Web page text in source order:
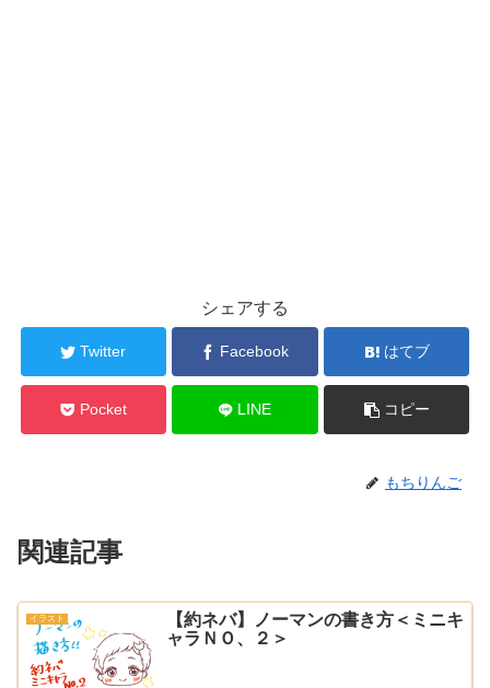
シェアする
Twitter Facebook はてブ
Pocket LINE コピー
もちりんご
関連記事
イラスト
【約ネバ】ノーマンの書き方＜ミニキ
ャラＮＯ、２＞